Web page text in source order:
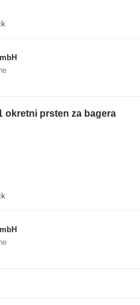
okretni prsten za bagera